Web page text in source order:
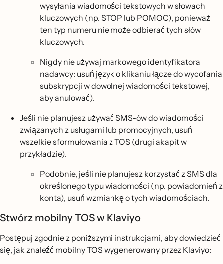
wysyłania wiadomości tekstowych w słowach
kluczowych (np. STOP lub POMOC), ponieważ
ten typ numeru nie może odbierać tych słów
kluczowych.
Nigdy nie używaj markowego identyfikatora
nadawcy: usuń język o klikaniu łącze do wycofania
subskrypcji w dowolnej wiadomości tekstowej,
aby anulować).
Jeśli nie planujesz używać SMS-ów do wiadomości
związanych z usługami lub promocyjnych, usuń
wszelkie sformułowania z TOS (drugi akapit w
przykładzie).
Podobnie, jeśli nie planujesz korzystać z SMS dla
określonego typu wiadomości (np. powiadomień z
konta), usuń wzmiankę o tych wiadomościach.
Stwórz mobilny TOS w Klaviyo
Postępuj zgodnie z poniższymi instrukcjami, aby dowiedzieć
się, jak znaleźć mobilny TOS wygenerowany przez Klaviyo: